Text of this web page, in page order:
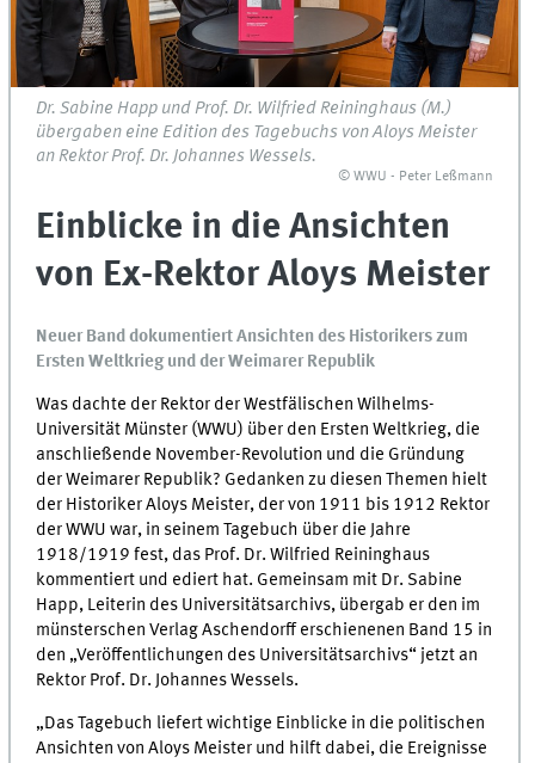
Dr. Sabine Happ und Prof. Dr. Wilfried Reininghaus (M.)
übergaben eine Edition des Tagebuchs von Aloys Meister
an Rektor Prof. Dr. Johannes Wessels.
© WWU - Peter Leßmann
Einblicke in die Ansichten
von Ex-Rektor Aloys Meister
Neuer Band dokumentiert Ansichten des Historikers zum
Ersten Weltkrieg und der Weimarer Republik
Was dachte der Rektor der Westfälischen Wilhelms-
Universität Münster (WWU) über den Ersten Weltkrieg, die
anschließende November-Revolution und die Gründung
der Weimarer Republik? Gedanken zu diesen Themen hielt
der Historiker Aloys Meister, der von 1911 bis 1912 Rektor
der WWU war, in seinem Tagebuch über die Jahre
1918/1919 fest, das Prof. Dr. Wilfried Reininghaus
kommentiert und ediert hat. Gemeinsam mit Dr. Sabine
Happ, Leiterin des Universitätsarchivs, übergab er den im
münsterschen Verlag Aschendorff erschienenen Band 15 in
den „Veröffentlichungen des Universitätsarchivs“ jetzt an
Rektor Prof. Dr. Johannes Wessels.
„Das Tagebuch liefert wichtige Einblicke in die politischen
Ansichten von Aloys Meister und hilft dabei, die Ereignisse